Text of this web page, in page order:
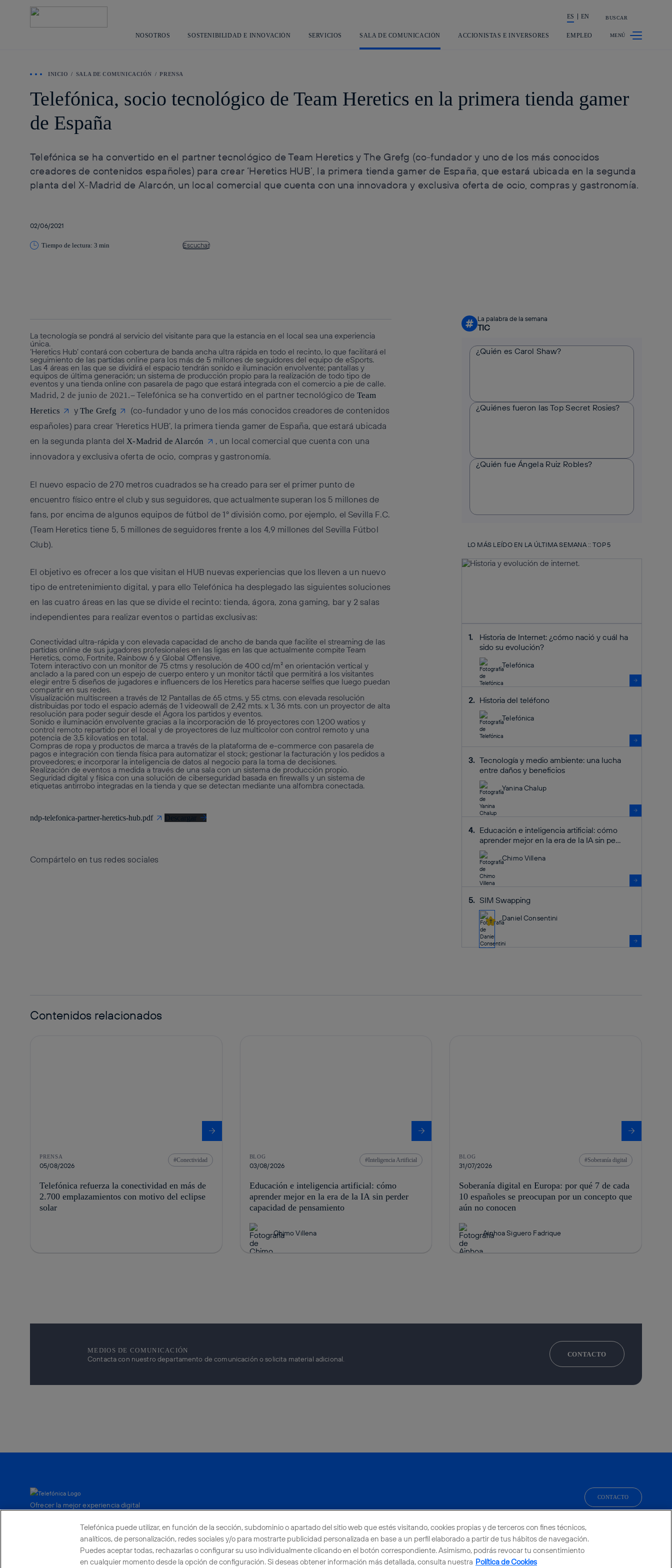
principal
La acción en accionistas e
ES EN BUSCAR
NOSOTROS SOSTENIBILIDAD E INNOVACIÓN SERVICIOS SALA DE COMUNICACIÓN ACCIONISTAS E INVERSORES EMPLEO
INICIO SALA DE COMUNICACIÓN PRENSA
Telefónica, socio tecnológico de Team Heretics en la primera tienda gamer
de España
Telefónica se ha convertido en el partner tecnológico de Team Heretics y The Grefg (co-fundador y uno de los más conocidos
creadores de contenidos españoles) para crear ‘Heretics HUB’, la primera tienda gamer de España, que estará ubicada en la segunda
planta del X-Madrid de Alarcón, un local comercial que cuenta con una innovadora y exclusiva oferta de ocio, compras y gastronomía.
02/06/2021
Tiempo de lectura: 3 min Escuchar
La tecnología se pondrá al servicio del visitante para que la estancia en el local sea una experiencia
única.
‘Heretics Hub’ contará con cobertura de banda ancha ultra rápida en todo el recinto, lo que facilitará el
seguimiento de las partidas online para los más de 5 millones de seguidores del equipo de eSports.
Las 4 áreas en las que se dividirá el espacio tendrán sonido e iluminación envolvente; pantallas y
equipos de última generación; un sistema de producción propio para la realización de todo tipo de
eventos y una tienda online con pasarela de pago que estará integrada con el comercio a pie de calle.
Madrid, 2 de junio de 2021.– Telefónica se ha convertido en el partner tecnológico de Team
Heretics
y The Grefg
(co-fundador y uno de los más conocidos creadores de contenidos
españoles) para crear ‘Heretics HUB’, la primera tienda gamer de España, que estará ubicada
en la segunda planta del X-Madrid de Alarcón
, un local comercial que cuenta con una
innovadora y exclusiva oferta de ocio, compras y gastronomía.
El nuevo espacio de 270 metros cuadrados se ha creado para ser el primer punto de
encuentro físico entre el club y sus seguidores, que actualmente superan los 5 millones de
fans, por encima de algunos equipos de fútbol de 1º división como, por ejemplo, el Sevilla F.C.
(Team Heretics tiene 5, 5 millones de seguidores frente a los 4,9 millones del Sevilla Fútbol
Club).
El objetivo es ofrecer a los que visitan el HUB nuevas experiencias que los lleven a un nuevo
tipo de entretenimiento digital, y para ello Telefónica ha desplegado las siguientes soluciones
en las cuatro áreas en las que se divide el recinto: tienda, ágora, zona gaming, bar y 2 salas
independientes para realizar eventos o partidas exclusivas:
Conectividad ultra-rápida y con elevada capacidad de ancho de banda que facilite el streaming de las
partidas online de sus jugadores profesionales en las ligas en las que actualmente compite Team
Heretics, como, Fortnite, Rainbow 6 y Global Offensive.
Totem interactivo con un monitor de 75 ctms y resolución de 400 cd/m² en orientación vertical y
anclado a la pared con un espejo de cuerpo entero y un monitor táctil que permitirá a los visitantes
elegir entre 5 diseños de jugadores e influencers de los Heretics para hacerse selfies que luego puedan
compartir en sus redes.
Visualización multiscreen a través de 12 Pantallas de 65 ctms. y 55 ctms. con elevada resolución
distribuidas por todo el espacio además de 1 videowall de 2,42 mts. x 1, 36 mts. con un proyector de alta
resolución para poder seguir desde el Ágora los partidos y eventos.
Sonido e iluminación envolvente gracias a la incorporación de 16 proyectores con 1.200 watios y
control remoto repartido por el local y de proyectores de luz multicolor con control remoto y una
potencia de 3,5 kilovatios en total.
Compras de ropa y productos de marca a través de la plataforma de e-commerce con pasarela de
pagos e integración con tienda física para automatizar el stock; gestionar la facturación y los pedidos a
proveedores; e incorporar la inteligencia de datos al negocio para la toma de decisiones.
Realización de eventos a medida a través de una sala con un sistema de producción propio.
Seguridad digital y física con una solución de ciberseguridad basada en firewalls y un sistema de
etiquetas antirrobo integradas en la tienda y que se detectan mediante una alfombra conectada.
ndp-telefonica-partner-heretics-hub.pdf Descargar
Compártelo en tus redes sociales
# La palabra de la semana
TIC
¿Quién es Carol Shaw?
¿Quiénes fueron las Top Secret Rosies?
¿Quién fue Ángela Ruiz Robles?
LO MÁS LEÍDO EN LA ÚLTIMA SEMANA :: TOP 5
Historia de Internet: ¿cómo nació y cuál ha
sido su evolución?
Telefónica
Historia del teléfono
Telefónica
Tecnología y medio ambiente: una lucha
entre daños y beneficios
Yanina Chalup
Educación e inteligencia artificial: cómo
aprender mejor en la era de la IA sin pe...
Chimo Villena
SIM Swapping
Daniel Consentini
Contenidos relacionados
PRENSA
05/08/2026
Conectividad
Telefónica refuerza la conectividad en más de
2.700 emplazamientos con motivo del eclipse
solar
BLOG
03/08/2026
Inteligencia Artificial
Educación e inteligencia artificial: cómo
aprender mejor en la era de la IA sin perder
capacidad de pensamiento
Chimo Villena
BLOG
31/07/2026
Soberanía digital
Soberanía digital en Europa: por qué 7 de cada
10 españoles se preocupan por un concepto que
aún no conocen
Ainhoa Siguero Fadrique
MEDIOS DE COMUNICACIÓN
Contacta con nuestro departamento de comunicación o solicita material adicional.
CONTACTO
Ofrecer la mejor experiencia digital
youtube
CONTACTO
Países y Unidades emergentes Canal de Denuncias
Telefónica puede utilizar, en función de la sección, subdominio o apartado del sitio web que estés visitando, cookies propias y de terceros con fines técnicos,
analíticos, de personalización, redes sociales y/o para mostrarte publicidad personalizada en base a un perfil elaborado a partir de tus hábitos de navegación.
Puedes aceptar todas, rechazarlas o configurar su uso individualmente clicando en el botón correspondiente. Asimismo, podrás revocar tu consentimiento
en cualquier momento desde la opción de configuración. Si deseas obtener información más detallada, consulta nuestra Política de Cookies